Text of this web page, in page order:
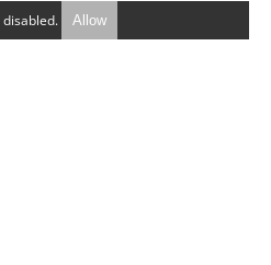
disabled. Allow